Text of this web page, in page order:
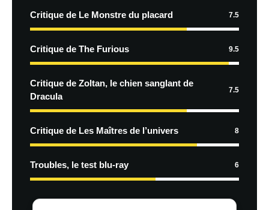
Critique de Le Monstre du placard 7.5
Critique de The Furious 9.5
Critique de Zoltan, le chien sanglant de
Dracula
7.5
Critique de Les Maîtres de l’univers 8
Troubles, le test blu-ray 6